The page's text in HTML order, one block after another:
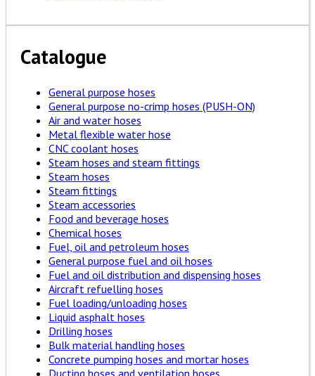
Catalogue
General purpose hoses
General purpose no-crimp hoses (PUSH-ON)
Air and water hoses
Metal flexible water hose
CNC coolant hoses
Steam hoses and steam fittings
Steam hoses
Steam fittings
Steam accessories
Food and beverage hoses
Chemical hoses
Fuel, oil and petroleum hoses
General purpose fuel and oil hoses
Fuel and oil distribution and dispensing hoses
Aircraft refuelling hoses
Fuel loading/unloading hoses
Liquid asphalt hoses
Drilling hoses
Bulk material handling hoses
Concrete pumping hoses and mortar hoses
Ducting hoses and ventilation hoses